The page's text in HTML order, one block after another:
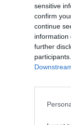
sensitive
confirm
continue
information
further